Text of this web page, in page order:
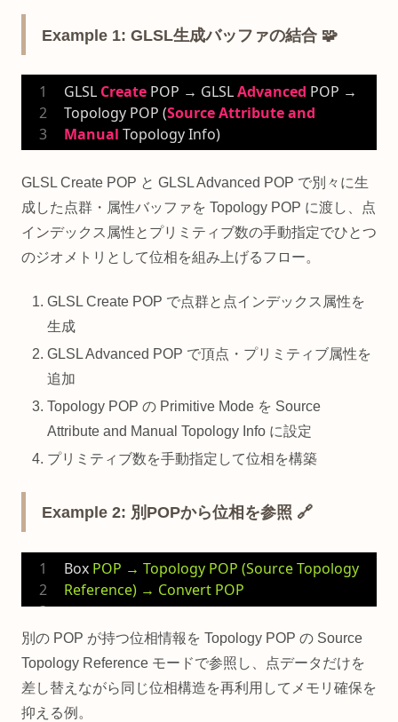
Example 1: GLSL生成バッファの結合 🧩
GLSL Create POP → GLSL Advanced POP →
Topology POP (SourceAttributeand
Manual Topology Info)
GLSL Create POP と GLSL Advanced POP で別々に生
成した点群・属性バッファを Topology POP に渡し、点
インデックス属性とプリミティブ数の手動指定でひとつ
のジオメトリとして位相を組み上げるフロー。
GLSL Create POP で点群と点インデックス属性を
生成
GLSL Advanced POP で頂点・プリミティブ属性を
追加
Topology POP の Primitive Mode を Source
Attribute and Manual Topology Info に設定
プリミティブ数を手動指定して位相を構築
Example 2: 別POPから位相を参照 🔗
Box POP → Topology POP (Source Topology
Reference) → Convert POP
別の POP が持つ位相情報を Topology POP の Source
Topology Reference モードで参照し、点データだけを
差し替えながら同じ位相構造を再利用してメモリ確保を
抑える例。